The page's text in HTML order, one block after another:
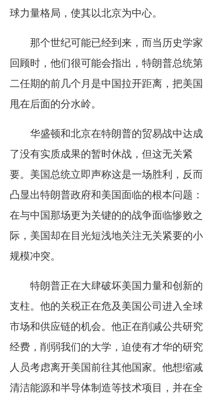
球力量格局，使其以北京为中心。
那个世纪可能已经到来，而当历史学家
回顾时，他们很可能会指出，特朗普总统第
二任期的前几个月是中国拉开距离，把美国
甩在后面的分水岭。
华盛顿和北京在特朗普的贸易战中达成
了没有实质成果的暂时休战，但这无关紧
要。美国总统立即声称这是一场胜利，反而
凸显出特朗普政府和美国面临的根本问题：
在与中国那场更为关键的的战争面临惨败之
际，美国却在目光短浅地关注无关紧要的小
规模冲突。
特朗普正在大肆破坏美国力量和创新的
支柱。他的关税正在危及美国公司进入全球
市场和供应链的机会。他正在削减公共研究
经费，削弱我们的大学，迫使有才华的研究
人员考虑离开美国前往其他国家。他想缩减
清洁能源和半导体制造等技术项目，并在全